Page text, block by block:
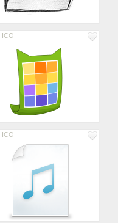
ICO
ICO